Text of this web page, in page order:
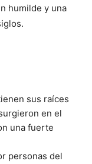
humilde y una
sus raíces
en el
una fuerte
personas del